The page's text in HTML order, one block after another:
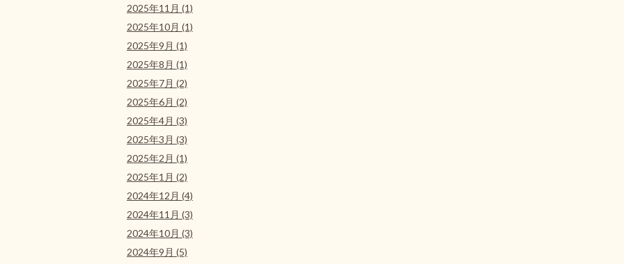
2025年11月 (1)
2025年10月 (1)
2025年9月 (1)
2025年8月 (1)
2025年7月 (2)
2025年6月 (2)
2025年4月 (3)
2025年3月 (3)
2025年2月 (1)
2025年1月 (2)
2024年12月 (4)
2024年11月 (3)
2024年10月 (3)
2024年9月 (5)